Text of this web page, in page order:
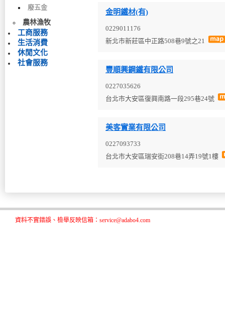
廢五金
農林漁牧
工商服務
生活消費
休閒文化
社會服務
金明鐵材(有)
0229011176
新北市新莊區中正路508巷9號之21
豐順興鋼鐵有限公司
0227035626
台北市大安區復興南路一段295巷24號
美客實業有限公司
0227093733
台北市大安區瑞安街208巷14弄19號1樓
資料不實錯誤、檢舉反映信箱：service@adabo4.com